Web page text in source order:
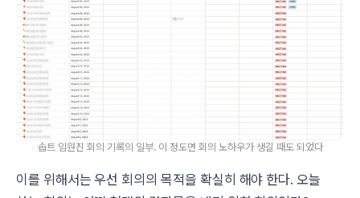
솝트 임원진 회의 기록의 일부. 이 정도면 회의 노하우가 생길 때도 되었다
이를 위해서는 우선 회의의 목적을 확실히 해야 한다. 오늘